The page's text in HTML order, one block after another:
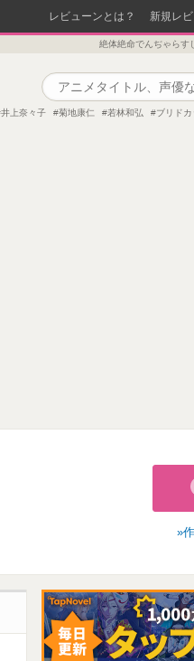
レビューンとは？ 新規レ
絶体絶命でんぢゃらす
井上奈々子 菊地康仁 若林和弘 ブリド